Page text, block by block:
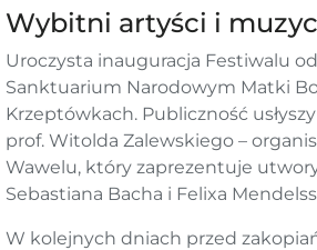
Wybitni artyści i
Uroczysta inauguracja Festiwalu
Sanktuarium Narodowym Matki
Krzeptówkach. Publiczność
prof. Witolda Zalewskiego –
Wawelu, który zaprezentuje
Sebastiana Bacha i Felixa
W kolejnych dniach przed